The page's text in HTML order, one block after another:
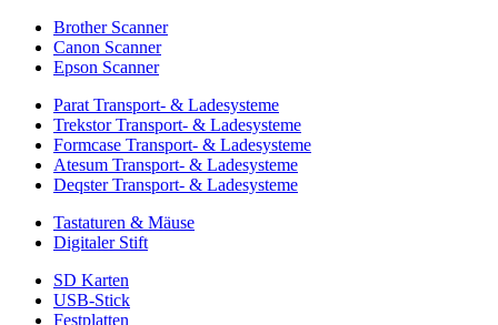
Brother Scanner
Canon Scanner
Epson Scanner
Parat Transport- & Ladesysteme
Trekstor Transport- & Ladesysteme
Formcase Transport- & Ladesysteme
Atesum Transport- & Ladesysteme
Deqster Transport- & Ladesysteme
Tastaturen & Mäuse
Digitaler Stift
SD Karten
USB-Stick
Festplatten